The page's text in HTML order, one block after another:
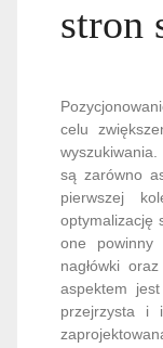
stron
celu
są zarówno
pierwszej
optymalizację
one powinny
nagłówki
aspektem
przejrzysta i